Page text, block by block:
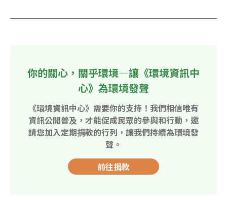
你的關心，關乎環境—讓《環境資訊中
心》為環境發聲
《環境資訊中心》需要你的支持！我們相信唯有
資訊公開普及，才能促成民眾的參與和行動，邀
請您加入定期捐款的行列，讓我們持續為環境發
聲。
前往捐款